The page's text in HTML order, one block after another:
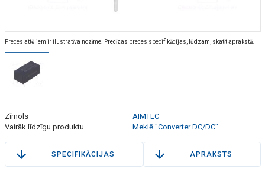
Preces attēliem ir ilustratīva nozīme. Precīzas preces specifikācijas, lūdzam, skatīt aprakstā.
Zīmols
AIMTEC
Vairāk līdzīgu produktu
Meklē "Converter DC/DC"
SPECIFIKĀCIJAS APRAKSTS